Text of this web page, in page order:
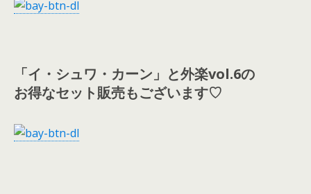
「イ・シュワ・カーン」と外楽vol.6の
お得なセット販売もございます♡